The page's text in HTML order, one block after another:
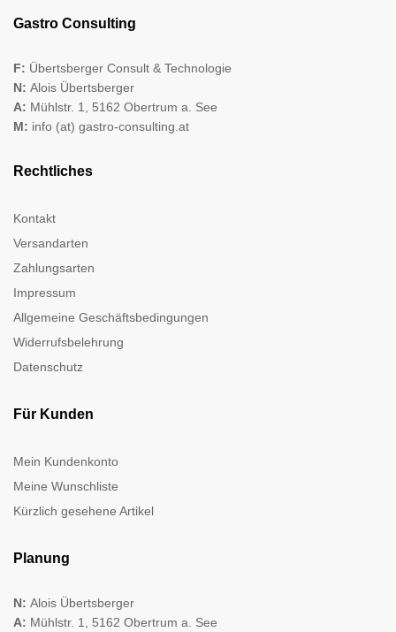
Gastro Consulting
F: Übertsberger Consult & Technologie
N: Alois Übertsberger
A: Mühlstr. 1, 5162 Obertrum a. See
M: info (at) gastro-consulting.at
Rechtliches
Kontakt
Versandarten
Zahlungsarten
Impressum
Allgemeine Geschäftsbedingungen
Widerrufsbelehrung
Datenschutz
Für Kunden
Mein Kundenkonto
Meine Wunschliste
Kürzlich gesehene Artikel
Planung
N: Alois Übertsberger
A: Mühlstr. 1, 5162 Obertrum a. See